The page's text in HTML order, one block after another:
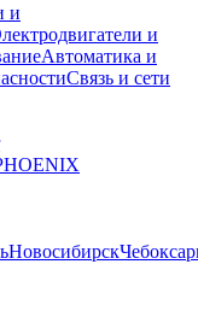
и
и
Автоматика и
Связь и сети
Новосибирск